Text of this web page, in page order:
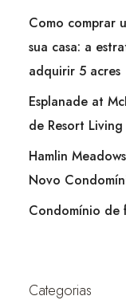
Como comprar
sua casa: a
adquirir 5 acres
Esplanade at
de Resort
Hamlin
Novo
Condomínio de
Categorias